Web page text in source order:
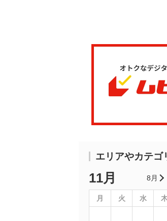
エリアやカテゴ
11月 8月
月 火 水